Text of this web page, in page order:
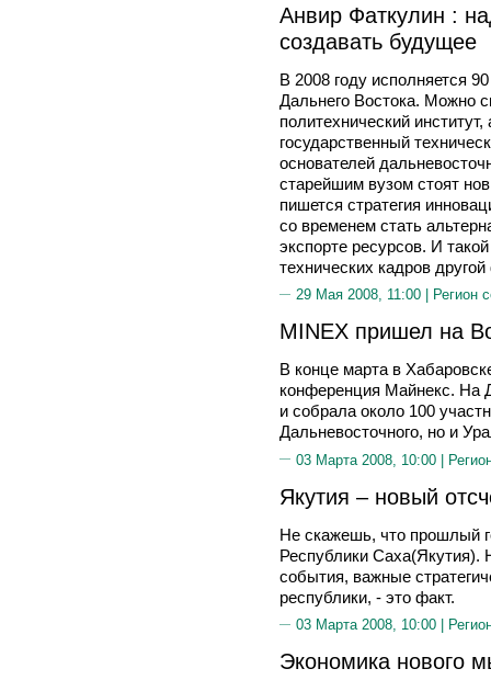
Анвир Фаткулин :
создавать будущее
В 2008 году исполняется
Дальнего Востока. Можно
политехнический
государственный
основателей
старейшим вузом стоят
пишется стратегия
со временем стать
экспорте ресурсов. И
технических кадров
29 Мая 2008, 11:00 | Регион
MINEX пришел на
В конце марта в
конференция Майнекс. На
и собрала около 100
Дальневосточного, но и
03 Марта 2008, 10:00 |
Якутия – новый
Не скажешь, что прошлый
Республики Саха(Якутия).
события, важные
республики, - это факт.
03 Марта 2008, 10:00 |
Экономика нового